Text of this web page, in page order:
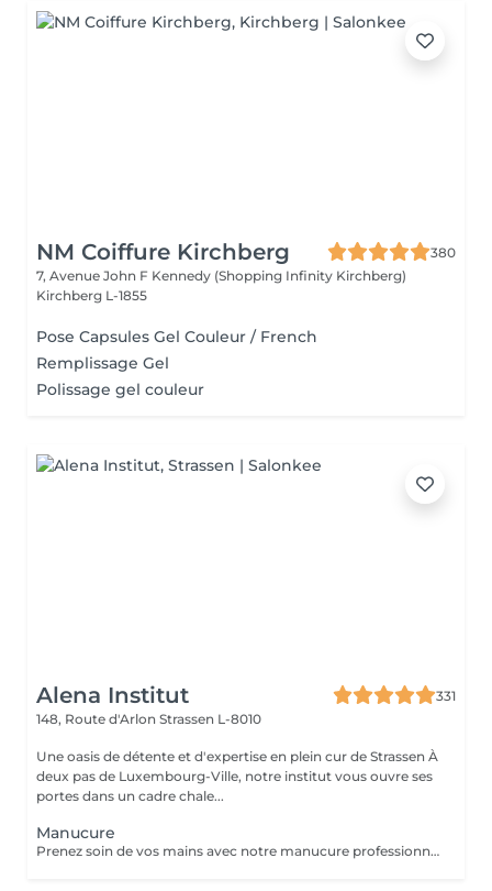
NM Coiffure Kirchberg
380
7, Avenue John F Kennedy (Shopping Infinity Kirchberg)
Kirchberg L-1855
Pose Capsules Gel Couleur / French
Remplissage Gel
Polissage gel couleur
Alena Institut
331
148, Route d'Arlon Strassen L-8010
Une oasis de détente et d'expertise en plein cur de Strassen À
deux pas de Luxembourg-Ville, notre institut vous ouvre ses
portes dans un cadre chale...
Manucure
Prenez soin de vos mains avec notre manucure professionnelle, pour des ongles soignés et une peau douce. - Limage et modelage précis des ongles - Soin des cuticules et hydratation des mains - Finition base fortifiante ou non Chaque séance est réalisée avec soin pour un résultat élégant et raffiné.